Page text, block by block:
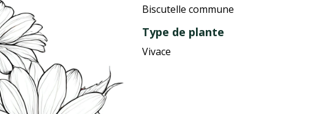
Biscutelle commune
Type de plante
Vivace